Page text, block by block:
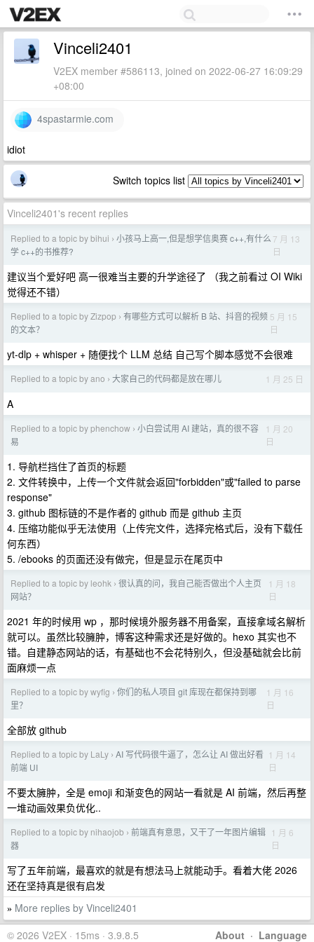
Vinceli2401
V2EX member #586113, joined on 2022-06-27 16:09:29
+08:00
4spastarmie.com
idiot
Switch topics list
Vinceli2401's recent replies
Replied to a topic by bihui › 小孩马上高一,但是想学信奥赛 c++,有什么
学 c++的书推荐?
7 月 13
日
建议当个爱好吧 高一很难当主要的升学途径了 （我之前看过 OI Wiki
觉得还不错）
Replied to a topic by Zizpop › 有哪些方式可以解析 B 站、抖音的视频
的文本？
5 月 15
日
yt-dlp + whisper + 随便找个 LLM 总结 自己写个脚本感觉不会很难
Replied to a topic by ano › 大家自己的代码都是放在哪儿 1 月 25 日
A
Replied to a topic by phenchow › 小白尝试用 AI 建站，真的很不容
易
1 月 20
日
1. 导航栏挡住了首页的标题
2. 文件转换中，上传一个文件就会返回"forbidden"或"failed to parse
response"
3. github 图标链的不是作者的 github 而是 github 主页
4. 压缩功能似乎无法使用（上传完文件，选择完格式后，没有下载任
何东西）
5. /ebooks 的页面还没有做完，但是显示在尾页中
Replied to a topic by leohk › 很认真的问，我自己能否做出个人主页
网站？
1 月 18
日
2021 年的时候用 wp ，那时候境外服务器不用备案，直接拿域名解析
就可以。虽然比较臃肿，博客这种需求还是好做的。hexo 其实也不
错。自建静态网站的话，有基础也不会花特别久，但没基础就会比前
面麻烦一点
Replied to a topic by wyfig › 你们的私人项目 git 库现在都保持到哪
里？
1 月 16
日
全部放 github
Replied to a topic by LaLy › AI 写代码很牛逼了，怎么让 AI 做出好看
前端 UI
1 月 14
日
不要太臃肿，全是 emoji 和渐变色的网站一看就是 AI 前端，然后再整
一堆动画效果负优化..
Replied to a topic by nihaojob › 前端真有意思，又干了一年图片编辑
器
1 月 6
日
写了五年前端，最喜欢的就是有想法马上就能动手。看着大佬 2026
还在坚持真是很有启发
» More replies by Vinceli2401
About · Language
© 2026 V2EX · 15ms · 3.9.8.5